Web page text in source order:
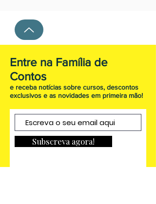
Entre na Família de
Contos
e receba notícias sobre cursos, descontos
exclusivos e as novidades em primeira mão!
Subscreva agora!